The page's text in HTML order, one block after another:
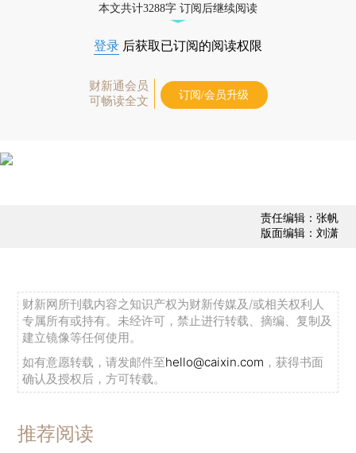
本文共计3288字 订阅后继续阅读
登录 后获取已订阅的阅读权限
财新通会员
可畅读全文
订阅/会员升级
责任编辑：张帆
版面编辑：刘潇
财新网所刊载内容之知识产权为财新传媒及/或相关权利人
专属所有或持有。未经许可，禁止进行转载、摘编、复制及
建立镜像等任何使用。
如有意愿转载，请发邮件至hello@caixin.com ，获得书面
确认及授权后，方可转载。
推荐阅读